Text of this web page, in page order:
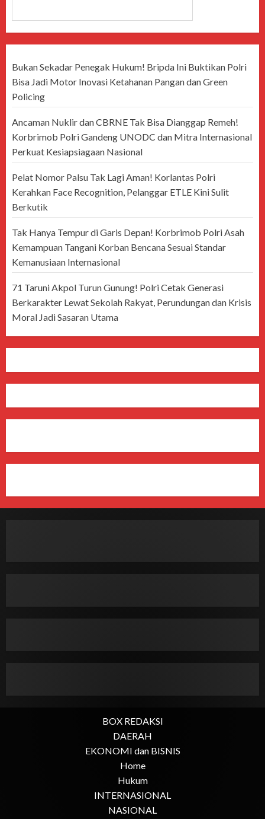
Bukan Sekadar Penegak Hukum! Bripda Ini Buktikan Polri
Bisa Jadi Motor Inovasi Ketahanan Pangan dan Green
Policing
Ancaman Nuklir dan CBRNE Tak Bisa Dianggap Remeh!
Korbrimob Polri Gandeng UNODC dan Mitra Internasional
Perkuat Kesiapsiagaan Nasional
Pelat Nomor Palsu Tak Lagi Aman! Korlantas Polri
Kerahkan Face Recognition, Pelanggar ETLE Kini Sulit
Berkutik
Tak Hanya Tempur di Garis Depan! Korbrimob Polri Asah
Kemampuan Tangani Korban Bencana Sesuai Standar
Kemanusiaan Internasional
71 Taruni Akpol Turun Gunung! Polri Cetak Generasi
Berkarakter Lewat Sekolah Rakyat, Perundungan dan Krisis
Moral Jadi Sasaran Utama
BOX REDAKSI
DAERAH
EKONOMI dan BISNIS
Home
Hukum
INTERNASIONAL
NASIONAL